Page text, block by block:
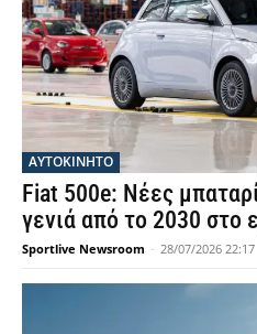
ΑΥΤΟΚΙΝΗΤΟ
Fiat 500e: Νέες
γενιά από το 2030 στο
Sportlive Newsroom - 28/07/2026 22:17